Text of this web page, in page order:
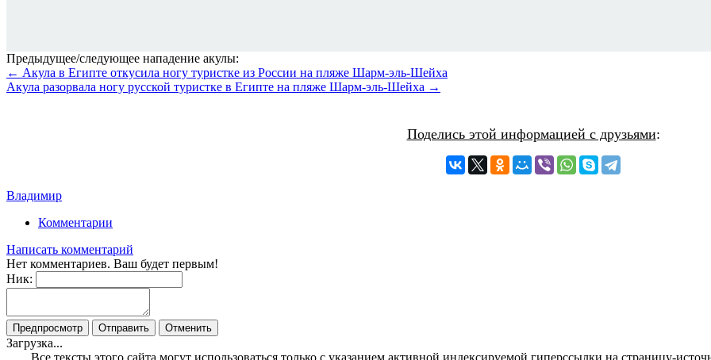
Предыдущее/следующее нападение акулы:
← Акула в Египте откусила ногу туристке из России на пляже Шарм-эль-Шейха
Акула разорвала ногу русской туристке в Египте на пляже Шарм-эль-Шейха →
Поделись этой информацией с друзьями:
Владимир
Комментарии
Написать комментарий
Нет комментариев. Ваш будет первым!
Ник:
Загрузка...
Все тексты этого сайта могут использоваться только с указанием активной индексируемой гиперссылки на страницу-